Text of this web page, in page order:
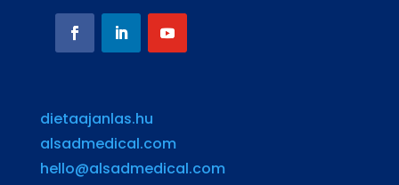
dietaajanlas.hu
alsadmedical.com
hello@alsadmedical.com